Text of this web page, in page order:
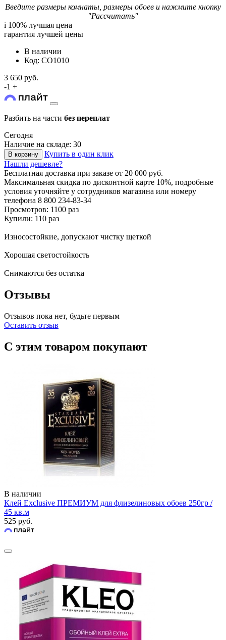
Введите размеры комнаты, размеры обоев и нажмите кнопку
"Рассчитать"
i 100% лучшая цена
гарантия лучшей цены
В наличии
Код: CO1010
3 650 руб.
-1 +
Разбить на части без переплат
Сегодня
Наличие на складе: 30
В корзину
Купить в один клик
Нашли дешевле?
Бесплатная доставка при заказе от 20 000 руб.
Максимальная скидка по дисконтной карте 10%, подробные
условия уточняйте у сотрудников магазина или номеру
телефона 8 800 234-83-34
Просмотров: 1100 раз
Купили: 110 раз
Износостойкие, допускают чистку щеткой
Хорошая светостойкость
Снимаются без остатка
Отзывы
Отзывов пока нет, будьте первым
Оставить отзыв
С этим товаром покупают
В наличии
Клей Exclusive ПРЕМИУМ для флизелиновых обоев 250гр /
45 кв.м
525 руб.